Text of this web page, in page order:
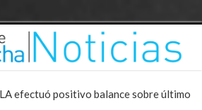
efectuó positivo balance sobre último